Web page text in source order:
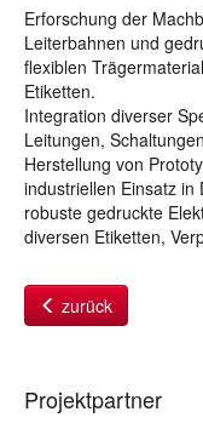
Erforschung der
Leiterbahnen und
flexiblen
Etiketten.
Integration diverser
Leitungen,
Herstellung von
industriellen Einsatz in
robuste gedruckte
diversen Etiketten,
zurück
Projektpartner